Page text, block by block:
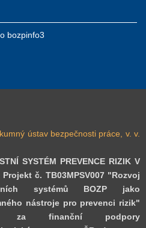
ústav bezpečnosti práce, v. v.
SYSTÉM PREVENCE RIZIK V
Projekt č. TB03MPSV007 "Rozvoj
systémů BOZP jako
nástroje pro prevenci rizik"
za finanční podpory